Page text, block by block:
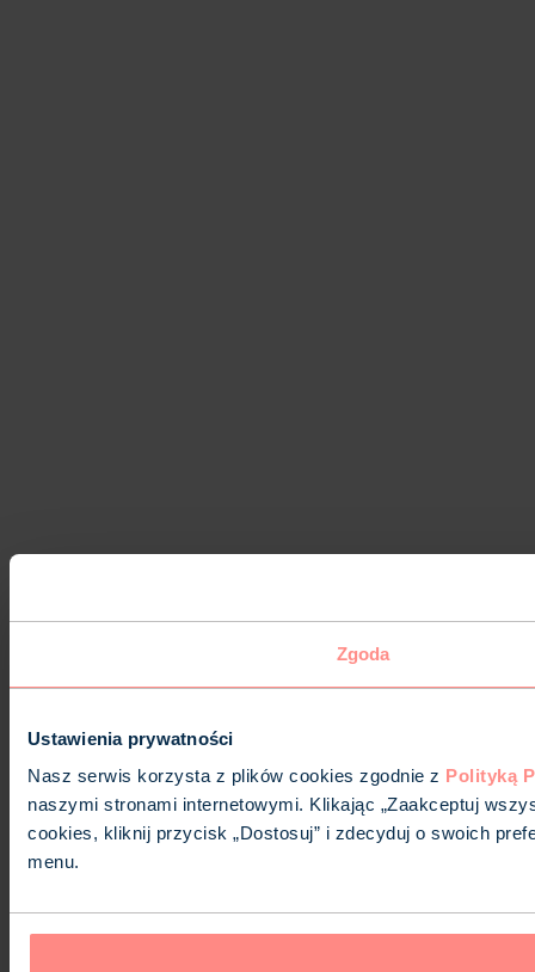
Zgoda
Ustawienia prywatności
Nasz serwis korzysta z plików cookies zgodnie z Polityką
naszymi stronami internetowymi. Klikając „Zaakceptuj
cookies, kliknij przycisk „Dostosuj” i zdecyduj o swoich
menu.